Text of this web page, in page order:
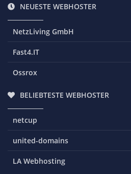
NEUESTE WEBHOSTER
NetzLiving GmbH
Fast4.IT
Ossrox
BELIEBTESTE WEBHOSTER
netcup
united-domains
LA Webhosting